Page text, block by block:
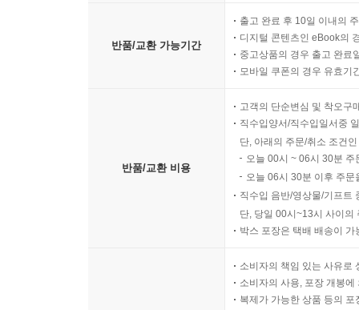
반품/교환 가능기간
출고 완료 후 10일 이내의
디지털 콘텐츠인 eBook의
중고상품의 경우 출고 완료
모바일 쿠폰의 경우 유효기
반품/교환 비용
고객의 단순변심 및 착오구
직수입양서/직수입일서중
단, 아래의 주문/취소 조건
오늘 00시 ~ 06시 30분
오늘 06시 30분 이후 주
직수입 음반/영상물/기프트
단, 당일 00시~13시 사이의
박스 포장은 택배 배송이
소비자의 책임 있는 사유로
소비자의 사용, 포장 개봉
복제가 가능한 상품 등의